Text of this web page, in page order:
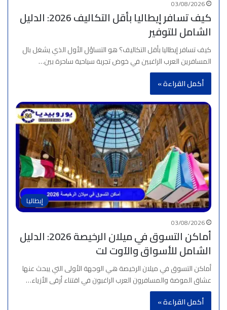
03/08/2026
كيف تسافر إيطاليا بأقل التكاليف 2026: الدليل
الشامل للتوفير
كيف تسافر إيطاليا بأقل التكاليف؟ هو التساؤل الأول الذي يشغل بال
المسافرين العرب الراغبين في خوض تجربة سياحية ساحرة بين…
أكمل القراءة »
إيطاليا
03/08/2026
أماكن التسوق في ميلان الرخيصة 2026: الدليل
الشامل للأسواق والآوت لت
أماكن التسوق في ميلان الرخيصة هي الوجهة الأولى التي يبحث عنها
عشاق الموضة والمسافرون العرب الراغبون في اقتناء أرقى الأزياء…
أكمل القراءة »